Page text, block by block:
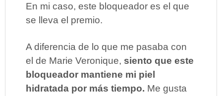
En mi caso, este bloqueador es el que
se lleva el premio.
A diferencia de lo que me pasaba con
el de Marie Veronique, siento que este
bloqueador mantiene mi piel
hidratada por más tiempo. Me gusta